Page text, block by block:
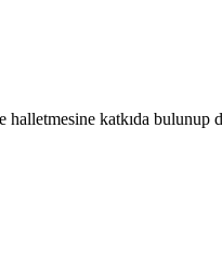
katkıda